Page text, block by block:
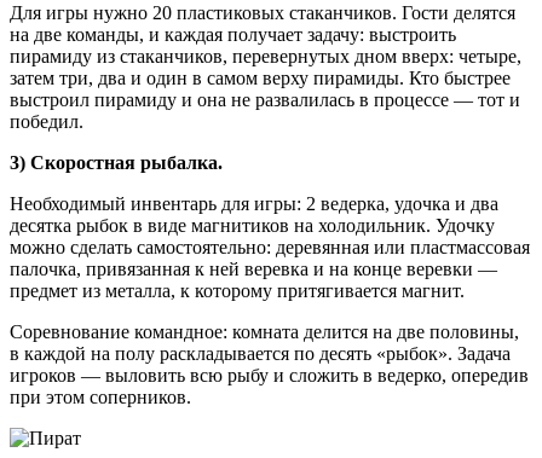
Для игры нужно 20 пластиковых стаканчиков. Гости делятся
на две команды, и каждая получает задачу: выстроить
пирамиду из стаканчиков, перевернутых дном вверх: четыре,
затем три, два и один в самом верху пирамиды. Кто быстрее
выстроил пирамиду и она не развалилась в процессе — тот и
победил.
3) Скоростная рыбалка.
Необходимый инвентарь для игры: 2 ведерка, удочка и два
десятка рыбок в виде магнитиков на холодильник. Удочку
можно сделать самостоятельно: деревянная или пластмассовая
палочка, привязанная к ней веревка и на конце веревки —
предмет из металла, к которому притягивается магнит.
Соревнование командное: комната делится на две половины,
в каждой на полу раскладывается по десять «рыбок». Задача
игроков — выловить всю рыбу и сложить в ведерко, опередив
при этом соперников.